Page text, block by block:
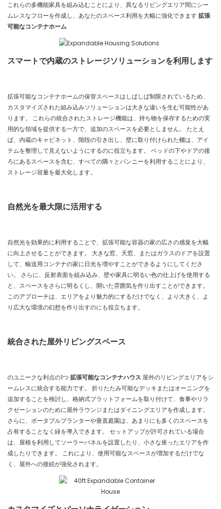
これらの多機能家具を組み込むことにより、異なるリビングエリア間にシー
ムレスなフローを作成し、あなたのスペース利用を大幅に強化できます拡張
可能なコンテナホーム
スマートで内蔵のストレージソリューションを利用します
拡張可能なコンテナホームの保管スペースはしばしば制限されているため、
カスタマイズされた組み込みソリューションは大きな違いを生む可能性があ
ります。 これらの統合されたストレージ機能は、持ち物を保存するための実
用的な領域を提供する一方で、追加のスペースを必要としません。 たとえ
ば、内蔵のキャビネット、階段の引き出し、壁に取り付けられた棚は、アイ
テムを整理して見えないようにするのに役立ちます。 ベッドの下やドアの後
ろにあるスペースを含む、すべての隅々とパンニーを利用することにより、
ストレージ容量を最大化します。
自然光を最大限に活用する
自然光を効果的に利用することで、拡張可能な容器の家の広さの感覚を大幅
に向上させることができます。 大きな窓、天窓、またはガラスのドアを設置
して、輸送用コンテナの家に日光を増やすことができるようにしてくださ
い。 さらに、反射表面を組み込み、壁や家具に明るい色の仕上げを使用する
と、スペースをさらに明るくし、開いた雰囲気を作り出すことができます。
このアプローチは、エリアをより魅力的にするだけでなく、より大きく、よ
り広大な環境の幻想を作り出すのにも役立ちます。
統合された屋外リビングスペース
のユニークな利点の1つ 拡張可能なコンテナハウス 屋外のリビングエリアをシ
ームレスに統合する能力です。 折りたたみ可能なデッキまたはオーニングを
追加することを検討し、格納式プラットフォームを取り付けて、食事やリラ
クゼーションのために屋外ラウンジまたはダイニングエリアを作成します。
さらに、ポータブルプランターや垂直庭園は、あまりにも多くのスペースを
占有することなく緑を導入できます。 セットアップが許可されている場合
は、屋根を利用してソーラーパネルを設置したり、小さな座ったエリアを作
成したりできます。 これにより、使用可能なスペースが増加するだけでな
く、屋外への接続が強化されます。